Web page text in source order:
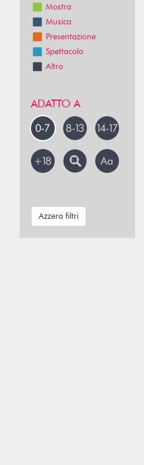
Mostra
Musica
Presentazione
Spettacolo
Altro
ADATTO A
Azzera filtri